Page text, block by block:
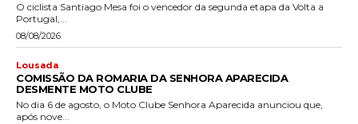
O ciclista Santiago Mesa foi o vencedor da segunda etapa da Volta a
Portugal,...
08/08/2026
Lousada
COMISSÃO DA ROMARIA DA SENHORA APARECIDA
DESMENTE MOTO CLUBE
No dia 6 de agosto, o Moto Clube Senhora Aparecida anunciou que,
após nove...